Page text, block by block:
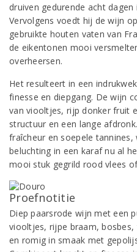
druiven gedurende acht
Vervolgens voedt hij de wijn
gebruikte houten vaten van
de eikentonen mooi
overheersen.
Het resulteert in een
finesse en diepgang. De wijn
van viooltjes, rijp donker fruit
structuur en een lange
fraîcheur en soepele
beluchting in een karaf nu al
mooi stuk gegrild rood vlees
Proefnotitie
Diep paarsrode wijn met een
viooltjes, rijpe braam,
en romig in smaak met